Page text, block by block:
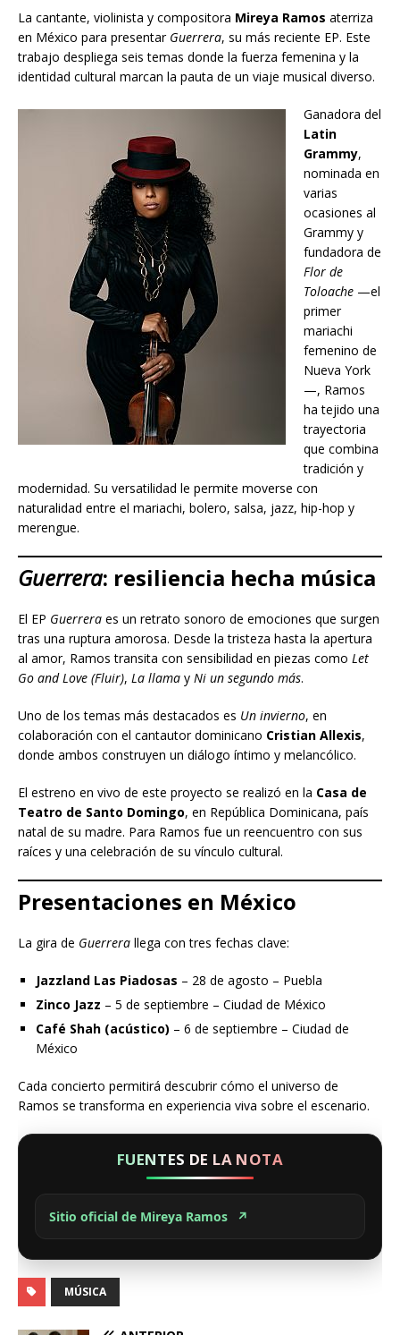
La cantante, violinista y compositora Mireya Ramos aterriza
en México para presentar Guerrera, su más reciente EP. Este
trabajo despliega seis temas donde la fuerza femenina y la
identidad cultural marcan la pauta de un viaje musical diverso.
Ganadora del
Latin
Grammy,
nominada en
varias
ocasiones al
Grammy y
fundadora de
Flor de
Toloache —el
primer
mariachi
femenino de
Nueva York
—, Ramos
ha tejido una
trayectoria
que combina
tradición y
modernidad. Su versatilidad le permite moverse con
naturalidad entre el mariachi, bolero, salsa, jazz, hip-hop y
merengue.
Guerrera: resiliencia hecha música
El EP Guerrera es un retrato sonoro de emociones que surgen
tras una ruptura amorosa. Desde la tristeza hasta la apertura
al amor, Ramos transita con sensibilidad en piezas como Let
Go and Love (Fluir), La llama y Ni un segundo más.
Uno de los temas más destacados es Un invierno, en
colaboración con el cantautor dominicano Cristian Allexis,
donde ambos construyen un diálogo íntimo y melancólico.
El estreno en vivo de este proyecto se realizó en la Casa de
Teatro de Santo Domingo, en República Dominicana, país
natal de su madre. Para Ramos fue un reencuentro con sus
raíces y una celebración de su vínculo cultural.
Presentaciones en México
La gira de Guerrera llega con tres fechas clave:
Jazzland Las Piadosas – 28 de agosto – Puebla
Zinco Jazz – 5 de septiembre – Ciudad de México
Café Shah (acústico) – 6 de septiembre – Ciudad de
México
Cada concierto permitirá descubrir cómo el universo de
Ramos se transforma en experiencia viva sobre el escenario.
FUENTES DE LA NOTA
Sitio oficial de Mireya Ramos ↗
MÚSICA